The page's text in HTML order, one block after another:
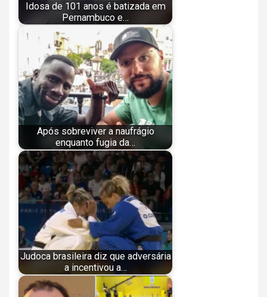
Idosa de 101 anos é batizada em
Pernambuco e…
Após sobreviver a naufrágio
enquanto fugia da…
Judoca brasileira diz que adversária
a incentivou a…